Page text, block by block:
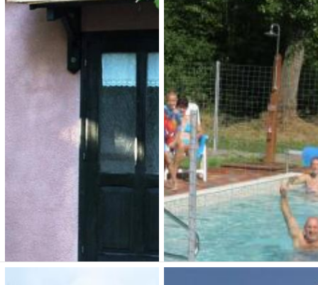
Czanadomb
Vendégház
3 200 Ft (fő / éj-től)
7673 Cserkút, Petőfi u 9
Típusa: Falusi turizmus •
• Klíma:
• Kutyabarát:
Megnézem
Vackor Vendégházak
3 800 Ft (fő / éj-től)
7673 Cserkút, Petőfi S. u. 18.
Típusa: Vendégházak •
SZÉP-kártya:
• Klíma:
• WIFI:
• Kutyabarát:
Férőhely: 20+4
Megnézem